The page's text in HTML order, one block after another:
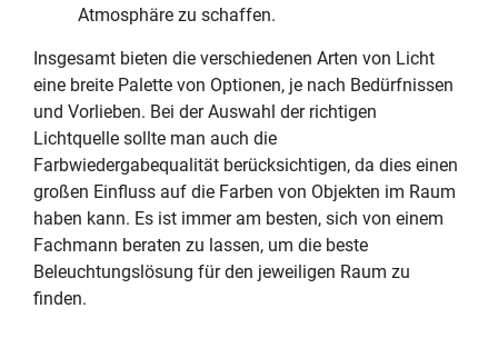
Atmosphäre zu schaffen.
Insgesamt bieten die verschiedenen Arten von Licht
eine breite Palette von Optionen, je nach Bedürfnissen
und Vorlieben. Bei der Auswahl der richtigen
Lichtquelle sollte man auch die
Farbwiedergabequalität berücksichtigen, da dies einen
großen Einfluss auf die Farben von Objekten im Raum
haben kann. Es ist immer am besten, sich von einem
Fachmann beraten zu lassen, um die beste
Beleuchtungslösung für den jeweiligen Raum zu
finden.